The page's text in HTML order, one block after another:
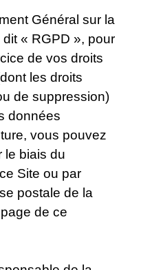
Général sur la
« RGPD », pour
de vos droits
les droits
de suppression)
données
vous pouvez
le biais du
Site ou par
postale de la
de ce